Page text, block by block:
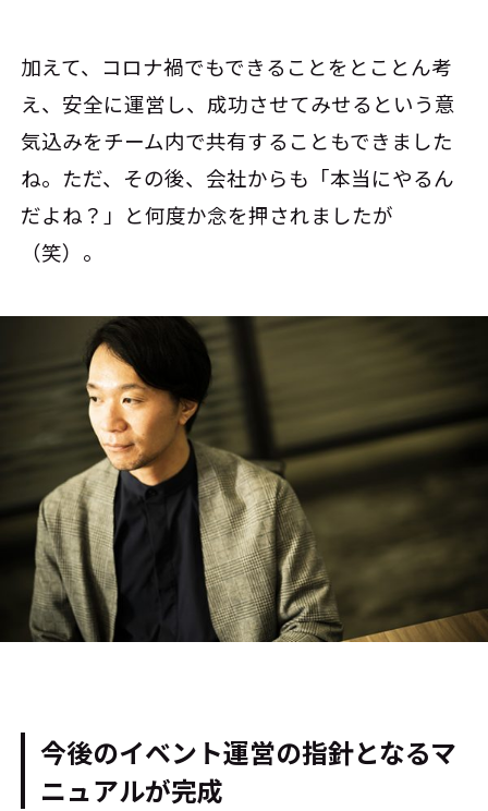
加えて、コロナ禍でもできることをとことん考
え、安全に運営し、成功させてみせるという意
気込みをチーム内で共有することもできました
ね。ただ、その後、会社からも「本当にやるん
だよね？」と何度か念を押されましたが
（笑）。
今後のイベント運営の指針となるマ
ニュアルが完成